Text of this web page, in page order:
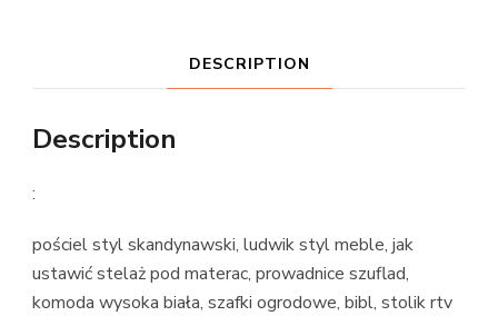
DESCRIPTION
Description
:
pościel styl skandynawski, ludwik styl meble, jak
ustawić stelaż pod materac, prowadnice szuflad,
komoda wysoka biała, szafki ogrodowe, bibl, stolik rtv